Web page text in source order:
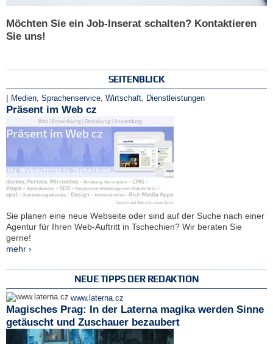
Möchten Sie ein Job-Inserat schalten? Kontaktieren
Sie uns!
SEITENBLICK
| Medien Sprachenservice Wirtschaft Dienstleistungen
Präsent im Web cz
Sie planen eine neue Webseite oder sind auf der Suche nach einer
Agentur für Ihren Web-Auftritt in Tschechien? Wir beraten Sie
gerne!
mehr ›
NEUE TIPPS DER REDAKTION
www.laterna.cz
Magisches Prag: In der Laterna magika werden Sinne
getäuscht und Zuschauer bezaubert